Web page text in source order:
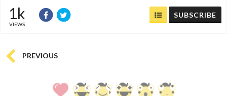
1k
VIEWS
SUBSCRIBE
PREVIOUS